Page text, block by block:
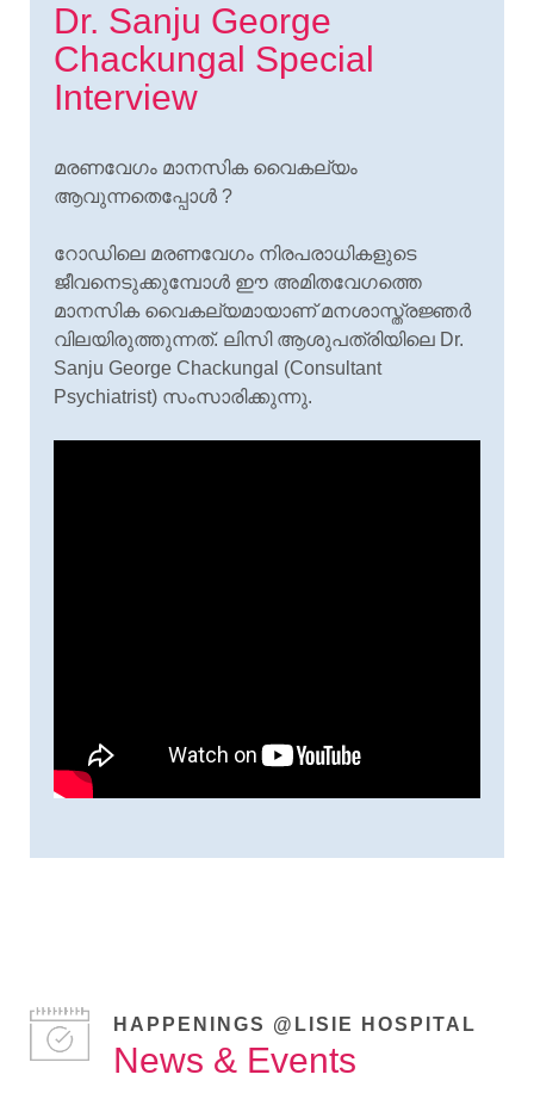
Dr. Sanju George
Chackungal Special
Interview
മരണവേഗം മാനസിക വൈകല്യം
ആവുന്നതെപ്പോൾ ?
റോഡിലെ മരണവേഗം നിരപരാധികളുടെ
ജീവനെടുക്കുമ്പോൾ ഈ അമിതവേഗത്തെ
മാനസിക വൈകല്യമായാണ് മനശാസ്ത്രജ്ഞർ
വിലയിരുത്തുന്നത്. ലിസി ആശുപത്രിയിലെ Dr.
Sanju George Chackungal (Consultant
Psychiatrist) സംസാരിക്കുന്നു.
HAPPENINGS @LISIE HOSPITAL
News & Events